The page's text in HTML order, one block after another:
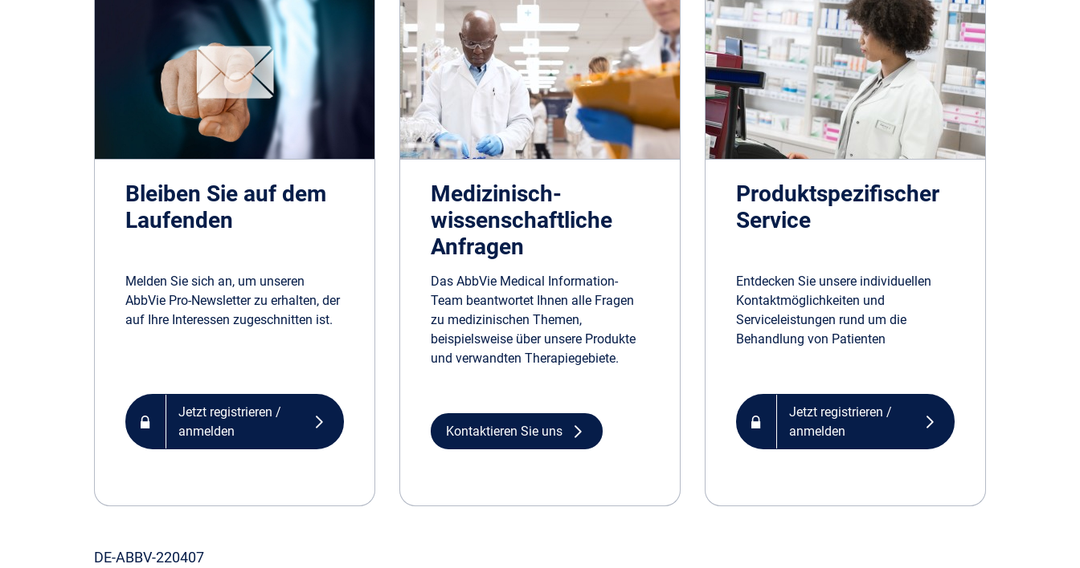
Bleiben Sie auf dem
Laufenden
Melden Sie sich an, um unseren
AbbVie Pro-Newsletter zu erhalten, der
auf Ihre Interessen zugeschnitten ist.
Jetzt registrieren /
anmelden
Medizinisch-
wissenschaftliche
Anfragen
Das AbbVie Medical Information-
Team beantwortet Ihnen alle Fragen
zu medizinischen Themen,
beispielsweise über unsere Produkte
und verwandten Therapiegebiete.
Kontaktieren Sie uns
Produktspezifischer
Service
Entdecken Sie unsere individuellen
Kontaktmöglichkeiten und
Serviceleistungen rund um die
Behandlung von Patienten
Jetzt registrieren /
anmelden
DE-ABBV-220407